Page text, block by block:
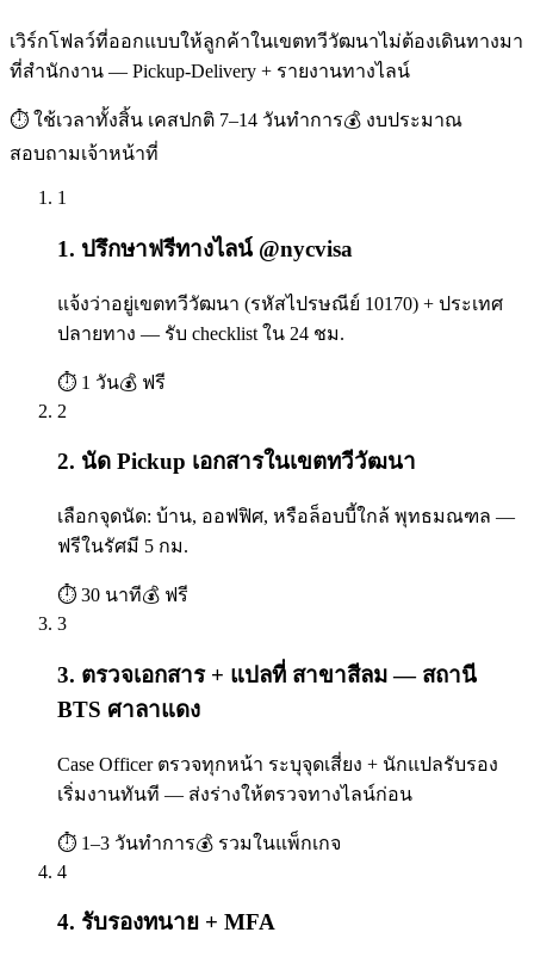
เวิร์กโฟลว์ที่ออกแบบให้ลูกค้าในเขตทวีวัฒนาไม่ต้องเดินทางมา
ที่สำนักงาน — Pickup-Delivery + รายงานทางไลน์
⏱ ใช้เวลาทั้งสิ้น เคสปกติ 7–14 วันทำการ💰 งบประมาณ
สอบถามเจ้าหน้าที่
1
1. ปรึกษาฟรีทางไลน์ @nycvisa
แจ้งว่าอยู่เขตทวีวัฒนา (รหัสไปรษณีย์ 10170) + ประเทศ
ปลายทาง — รับ checklist ใน 24 ชม.
⏱ 1 วัน💰 ฟรี
2
2. นัด Pickup เอกสารในเขตทวีวัฒนา
เลือกจุดนัด: บ้าน, ออฟฟิศ, หรือล็อบบี้ใกล้ พุทธมณฑล —
ฟรีในรัศมี 5 กม.
⏱ 30 นาที💰 ฟรี
3
3. ตรวจเอกสาร + แปลที่ สาขาสีลม — สถานี
BTS ศาลาแดง
Case Officer ตรวจทุกหน้า ระบุจุดเสี่ยง + นักแปลรับรอง
เริ่มงานทันที — ส่งร่างให้ตรวจทางไลน์ก่อน
⏱ 1–3 วันทำการ💰 รวมในแพ็กเกจ
4
4. รับรองทนาย + MFA